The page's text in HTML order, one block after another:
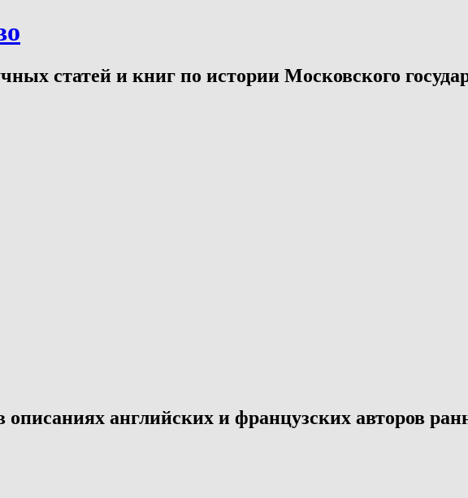
статей и книг по истории Московского
английских и французских авторов